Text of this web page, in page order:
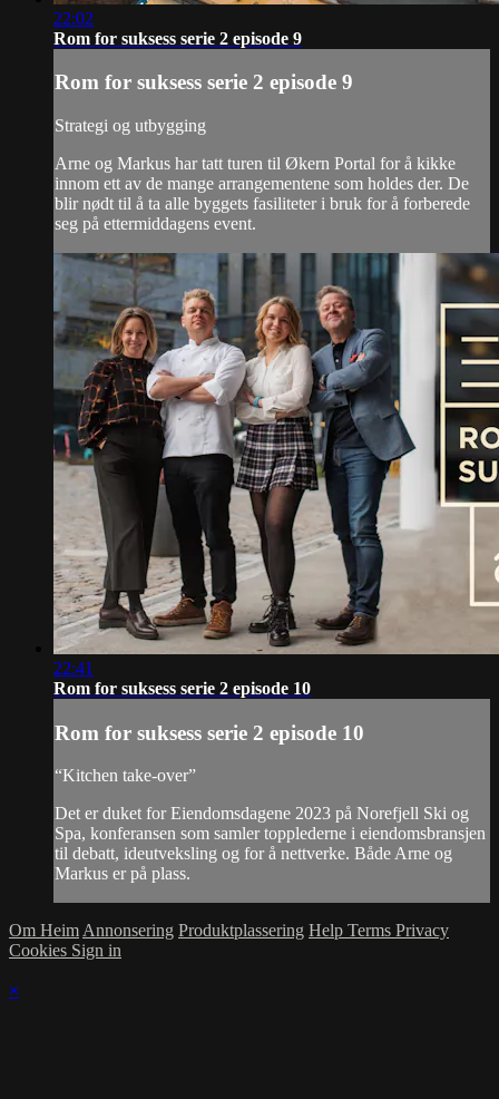
22:02
Rom for suksess serie 2 episode 9
Rom for suksess serie 2 episode 9
Strategi og utbygging
Arne og Markus har tatt turen til Økern Portal for å kikke
innom ett av de mange arrangementene som holdes der. De
blir nødt til å ta alle byggets fasiliteter i bruk for å forberede
seg på ettermiddagens event.
22:41
Rom for suksess serie 2 episode 10
Rom for suksess serie 2 episode 10
“Kitchen take-over”
Det er duket for Eiendomsdagene 2023 på Norefjell Ski og
Spa, konferansen som samler topplederne i eiendomsbransjen
til debatt, ideutveksling og for å nettverke. Både Arne og
Markus er på plass.
Om Heim Annonsering Produktplassering Help Terms Privacy
Cookies Sign in
×